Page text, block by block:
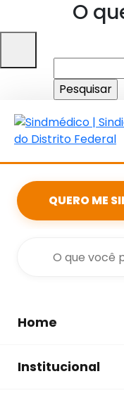
O
por:
QUERO ME
Home
Institucional